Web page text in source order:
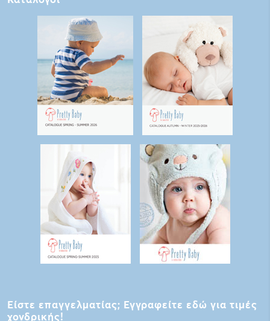
Είστε επαγγελματίας; Εγγραφείτε εδώ για τιμές
χονδρικής!